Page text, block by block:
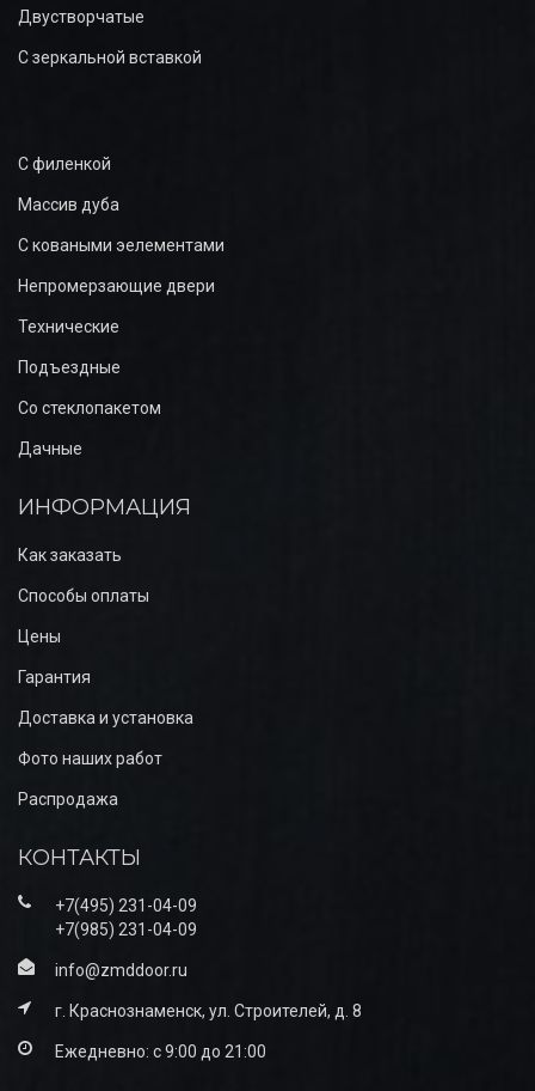
Двустворчатые
С зеркальной вставкой
С филенкой
Массив дуба
С коваными эелементами
Непромерзающие двери
Технические
Подъездные
Со стеклопакетом
Дачные
ИНФОРМАЦИЯ
Как заказать
Способы оплаты
Цены
Гарантия
Доставка и установка
Фото наших работ
Распродажа
КОНТАКТЫ
+7(495) 231-04-09
+7(985) 231-04-09
info@zmddoor.ru
г. Краснознаменск, ул. Строителей, д. 8
Ежедневно: с 9:00 до 21:00